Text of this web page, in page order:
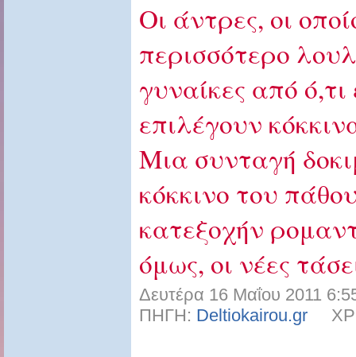
Οι άντρες, οι
περισσότερο
γυναίκες από
επιλέγουν
Μια συνταγή
κόκκινο του
κατεξοχήν
όμως, οι νέες
Δευτέρα 16 Μαΐου 2011
ΠΗΓΗ: Deltiokairou.gr